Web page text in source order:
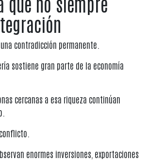
contradicción permanente.
sostiene gran parte de la economía
cercanas a esa riqueza continúan
enormes inversiones, exportaciones